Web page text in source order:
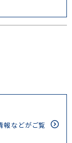
報などがご覧